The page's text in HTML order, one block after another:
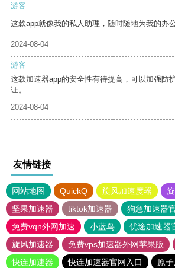
游客
这款app就像我的私人助理，随时随地为我的办
2024-08-04
游客
这款加速器app的安全性有待提高，可以加强防
证。
2024-08-04
友情链接
网站地图 QuickQ 旋风加速度器
坚果加速器
tiktok加速器
狗急加速器
免费vqn外网加速
小蓝鸟 优途加速器
旋风加速器
免费vps加速器外网苹果版
快连加速器
快连加速器官网入口
原